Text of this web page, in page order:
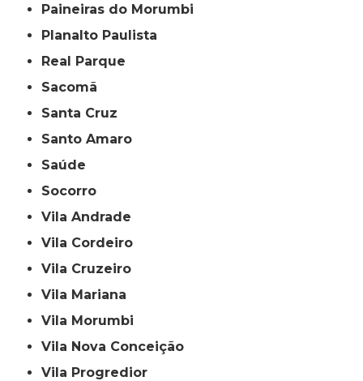
Paineiras do Morumbi
Planalto Paulista
Real Parque
Sacomã
Santa Cruz
Santo Amaro
Saúde
Socorro
Vila Andrade
Vila Cordeiro
Vila Cruzeiro
Vila Mariana
Vila Morumbi
Vila Nova Conceição
Vila Progredior